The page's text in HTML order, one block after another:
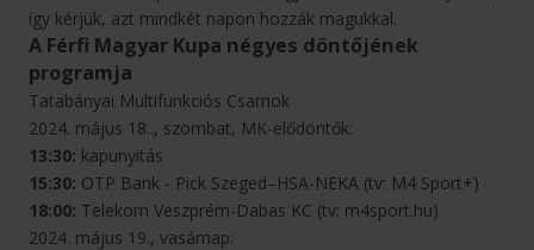
így kérjük, azt mindkét napon hozzák magukkal.
A Férfi Magyar Kupa négyes döntőjének
programja
Tatabányai Multifunkciós Csarnok
2024. május 18.., szombat, MK-elődöntők:
13:30: kapunyitás
15:30: OTP Bank - Pick Szeged–HSA-NEKA (tv: M4 Sport+)
18:00: Telekom Veszprém-Dabas KC (tv: m4sport.hu)
2024. május 19., vasárnap: